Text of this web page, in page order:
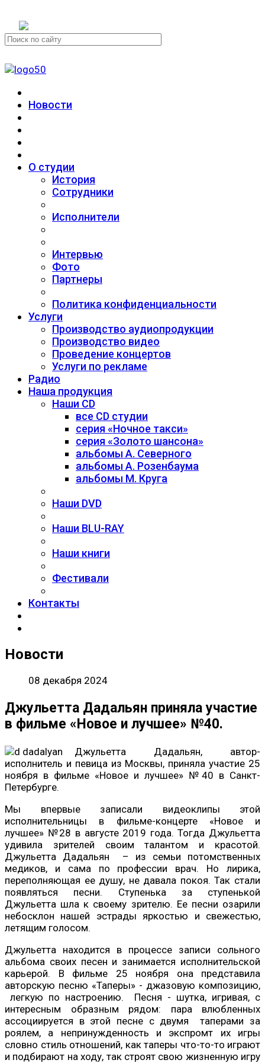
Новости
О студии
История
Сотрудники
Исполнители
Интервью
Фото
Партнеры
Политика конфиденциальности
Услуги
Производство аудиопродукции
Производство видео
Проведение концертов
Услуги по рекламе
Радио
Наша продукция
Наши CD
все CD студии
серия «Ночное такси»
серия «Золото шансона»
альбомы А. Северного
альбомы А. Розенбаума
альбомы М. Круга
Наши DVD
Наши BLU-RAY
Наши книги
Фестивали
Контакты
Новости
08 декабря 2024
Джульетта Дадальян приняла участие
в фильме «Новое и лучшее» №40.
Джульетта Дадальян, автор-
исполнитель и певица из Москвы, приняла участие 25
ноября в фильме «Новое и лучшее» №40 в Санкт-
Петербурге.
Мы впервые записали видеоклипы этой
исполнительницы в фильме-концерте «Новое и
лучшее» №28 в августе 2019 года. Тогда Джульетта
удивила зрителей своим талантом и красотой.
Джульетта Дадальян – из семьи потомственных
медиков, и сама по профессии врач. Но лирика,
переполняющая ее душу, не давала покоя. Так стали
появляться песни. Ступенька за ступенькой
Джульетта шла к своему зрителю. Ее песни озарили
небосклон нашей эстрады яркостью и свежестью,
летящим голосом.
Джульетта находится в процессе записи сольного
альбома своих песен и занимается исполнительской
карьерой. В фильме 25 ноября она представила
авторскую песню «Таперы» - джазовую композицию,
легкую по настроению. Песня - шутка, игривая, с
интересным образным рядом: пара влюбленных
ассоциируется в этой песне с двумя таперами за
роялем, а непринужденность и экспромт их игры
словно стиль отношений, как таперы что-то-то играют
и подбирают на ходу, так строят свою жизненную игру